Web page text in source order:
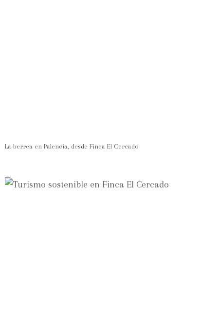
La berrea en Palencia, desde Finca El Cercado